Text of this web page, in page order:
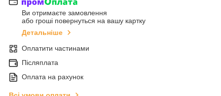
Ви отримаєте замовлення
або гроші повернуться на вашу картку
Детальніше
Оплатити частинами
Післяплата
Оплата на рахунок